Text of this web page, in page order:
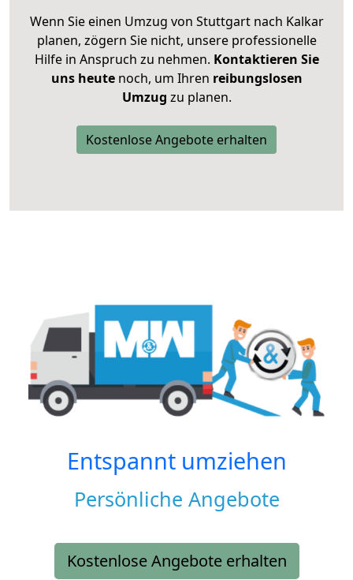
Wenn Sie einen Umzug von Stuttgart nach Kalkar
planen, zögern Sie nicht, unsere professionelle
Hilfe in Anspruch zu nehmen. Kontaktieren Sie
uns heutenoch, um Ihren reibungslosen
Umzug zu planen.
Kostenlose Angebote erhalten
Entspannt umziehen
Persönliche Angebote
Kostenlose Angebote erhalten